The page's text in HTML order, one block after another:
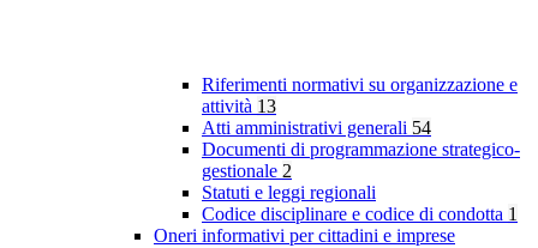
Riferimenti normativi su organizzazione e
attività 13
Atti amministrativi generali 54
Documenti di programmazione strategico-
gestionale 2
Statuti e leggi regionali
Codice disciplinare e codice di condotta 1
Oneri informativi per cittadini e imprese